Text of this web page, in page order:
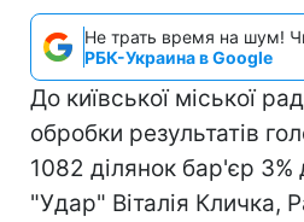
Не трать время на шум!
РБК-Украина в Google
До київської міської
обробки результатів
1082 ділянок бар'єр 3%
"Удар" Віталія Кличка,